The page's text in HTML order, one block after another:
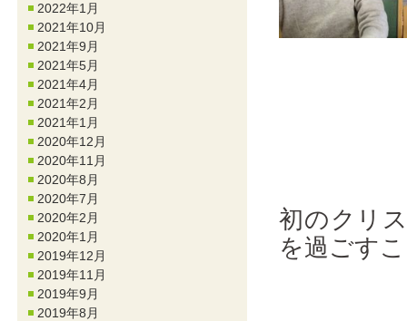
2022年1月
2021年10月
2021年9月
2021年5月
2021年4月
2021年2月
2021年1月
2020年12月
2020年11月
2020年8月
2020年7月
2020年2月
2020年1月
2019年12月
2019年11月
2019年9月
2019年8月
初のクリ
を過ごす